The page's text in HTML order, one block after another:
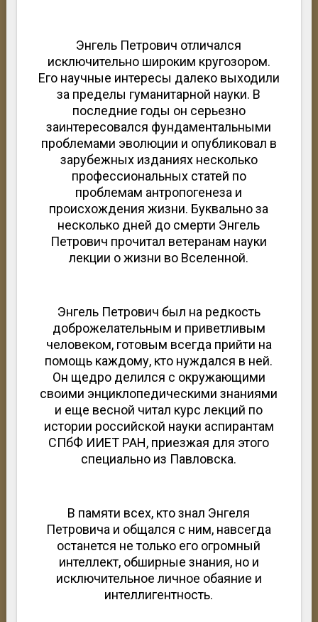
Энгель Петрович отличался
исключительно широким кругозором.
Его научные интересы далеко выходили
за пределы гуманитарной науки. В
последние годы он серьезно
заинтересовался фундаментальными
проблемами эволюции и опубликовал в
зарубежных изданиях несколько
профессиональных статей по
проблемам антропогенеза и
происхождения жизни. Буквально за
несколько дней до смерти Энгель
Петрович прочитал ветеранам науки
лекции о жизни во Вселенной.
Энгель Петрович был на редкость
доброжелательным и приветливым
человеком, готовым всегда прийти на
помощь каждому, кто нуждался в ней.
Он щедро делился с окружающими
своими энциклопедическими знаниями
и еще весной читал курс лекций по
истории российской науки аспирантам
СПбФ ИИЕТ РАН, приезжая для этого
специально из Павловска.
В памяти всех, кто знал Энгеля
Петровича и общался с ним, навсегда
останется не только его огромный
интеллект, обширные знания, но и
исключительное личное обаяние и
интеллигентность.